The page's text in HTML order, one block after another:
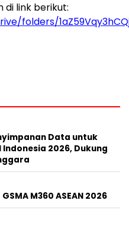
di link berikut:
folders/
Data untuk
2026, Dukung
M360 ASEAN 2026